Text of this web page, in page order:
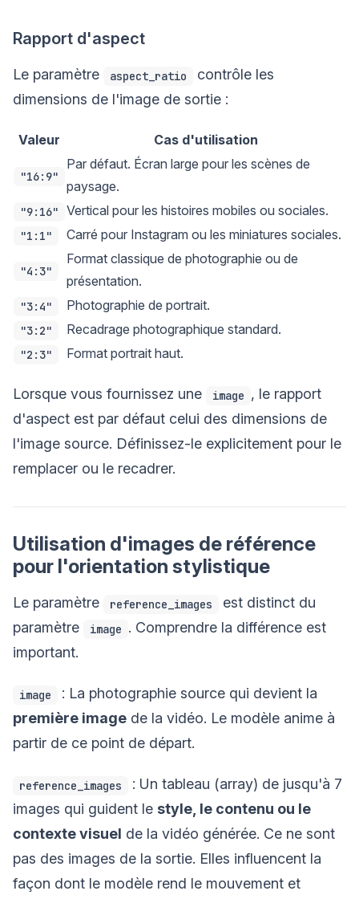
Rapport d'aspect
Le paramètre aspect_ratio
contrôle les
dimensions de l'image de sortie :
Valeur Cas d'utilisation
"16:9"
Par défaut. Écran large pour les scènes de
paysage.
"9:16" Vertical pour les histoires mobiles ou sociales.
"1:1" Carré pour Instagram ou les miniatures sociales.
"4:3"
Format classique de photographie ou de
présentation.
"3:4" Photographie de portrait.
"3:2" Recadrage photographique standard.
"2:3" Format portrait haut.
Lorsque vous fournissez une image , le rapport
d'aspect est par défaut celui des dimensions de
l'image source. Définissez-le explicitement pour le
remplacer ou le recadrer.
Utilisation d'images de référence
pour l'orientation stylistique
Le paramètre reference_images
est distinct du
paramètre
image . Comprendre la différence est
important.
image
: La photographie source qui devient la
première image de la vidéo. Le modèle anime à
partir de ce point de départ.
reference_images
: Un tableau (array) de jusqu'à 7
images qui guident le style, le contenu ou le
contexte visuel de la vidéo générée. Ce ne sont
pas des images de la sortie. Elles influencent la
façon dont le modèle rend le mouvement et